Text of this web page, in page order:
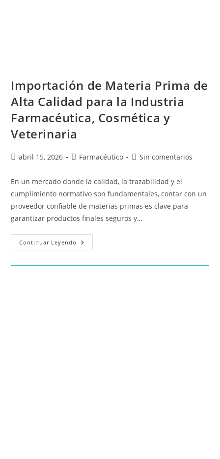
Importación de Materia Prima de
Alta Calidad para la Industria
Farmacéutica, Cosmética y
Veterinaria
abril 15, 2026 Farmacéutico Sin comentarios
En un mercado donde la calidad, la trazabilidad y el
cumplimiento normativo son fundamentales, contar con un
proveedor confiable de materias primas es clave para
garantizar productos finales seguros y…
Continuar Leyendo